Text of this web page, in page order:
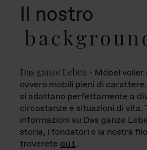
Il nostro
Das ganze Leben - Möbel
ovvero mobili pieni di
si adattano perfettamente a
circostanze e situazioni di vita.
informazioni su Das ganze
storia, i fondatori e la nostra
troverete qui.